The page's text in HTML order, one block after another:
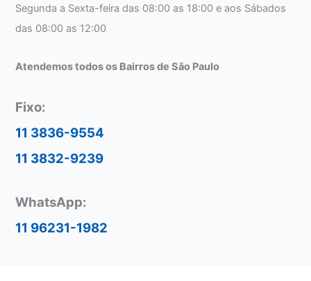
Segunda a Sexta-feira das 08:00 as 18:00 e aos Sábados
das 08:00 as 12:00
Atendemos todos os Bairros de São Paulo
Fixo:
11 3836-9554
11 3832-9239
WhatsApp:
11 96231-1982